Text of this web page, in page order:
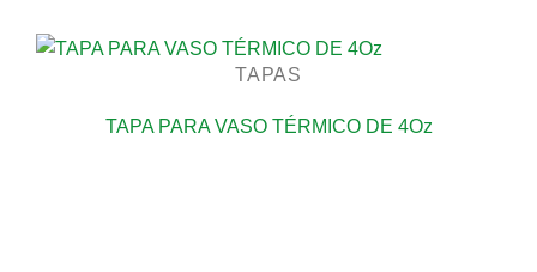
TAPAS
TAPA PARA VASO TÉRMICO DE 4Oz